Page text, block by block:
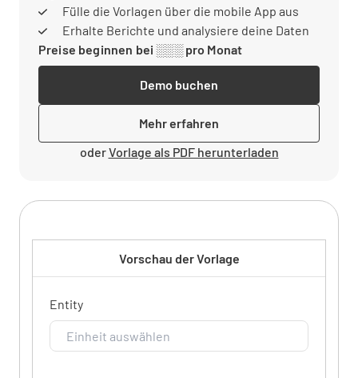
Fülle die Vorlagen über die mobile App aus
Erhalte Berichte und analysiere deine Daten
Preise beginnen bei ░░░ pro Monat
Demo buchen
Mehr erfahren
oderVorlage als PDF herunterladen
Vorschau der Vorlage
Entity